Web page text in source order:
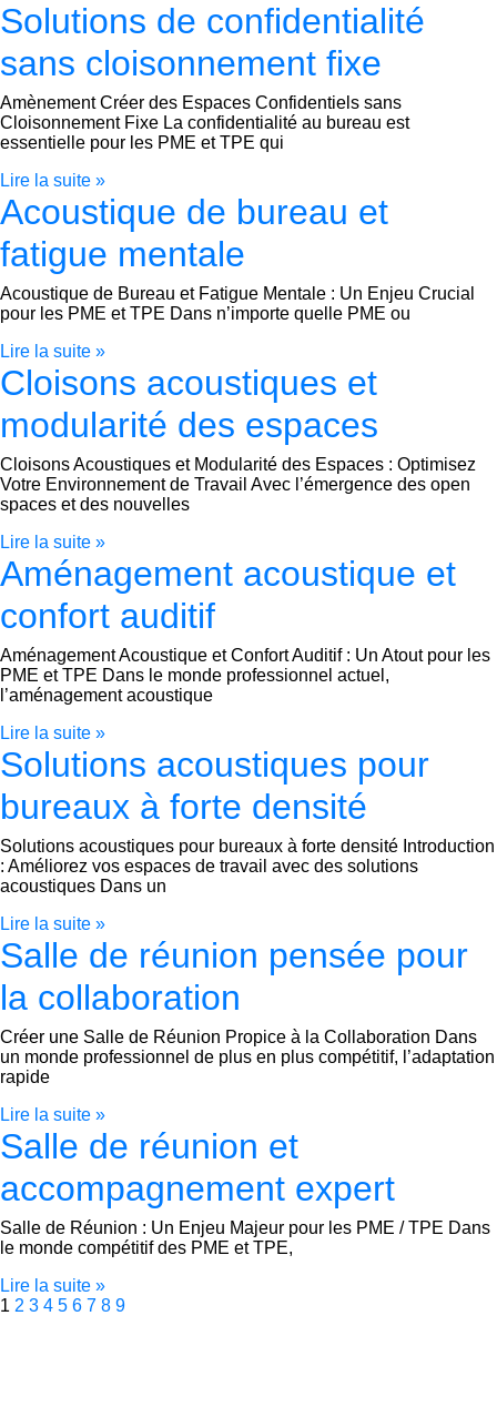
Solutions de confidentialité
sans cloisonnement fixe
Amènement Créer des Espaces Confidentiels sans
Cloisonnement Fixe La confidentialité au bureau est
essentielle pour les PME et TPE qui
Lire la suite »
Acoustique de bureau et
fatigue mentale
Acoustique de Bureau et Fatigue Mentale : Un Enjeu Crucial
pour les PME et TPE Dans n’importe quelle PME ou
Lire la suite »
Cloisons acoustiques et
modularité des espaces
Cloisons Acoustiques et Modularité des Espaces : Optimisez
Votre Environnement de Travail Avec l’émergence des open
spaces et des nouvelles
Lire la suite »
Aménagement acoustique et
confort auditif
Aménagement Acoustique et Confort Auditif : Un Atout pour les
PME et TPE Dans le monde professionnel actuel,
l’aménagement acoustique
Lire la suite »
Solutions acoustiques pour
bureaux à forte densité
Solutions acoustiques pour bureaux à forte densité Introduction
: Améliorez vos espaces de travail avec des solutions
acoustiques Dans un
Lire la suite »
Salle de réunion pensée pour
la collaboration
Créer une Salle de Réunion Propice à la Collaboration Dans
un monde professionnel de plus en plus compétitif, l’adaptation
rapide
Lire la suite »
Salle de réunion et
accompagnement expert
Salle de Réunion : Un Enjeu Majeur pour les PME / TPE Dans
le monde compétitif des PME et TPE,
Lire la suite »
1 2 3 4 5 6 7 8 9